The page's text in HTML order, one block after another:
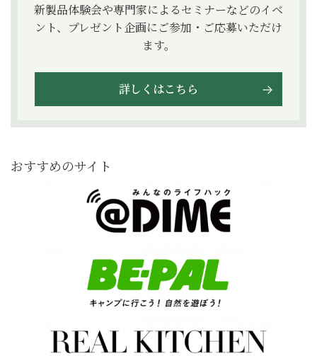
新製品体験会や専門家によるセミナーなどのイベ
ント、プレゼント企画にご参加・ご応募いただけ
ます。
詳しくはこちら
おすすめのサイト